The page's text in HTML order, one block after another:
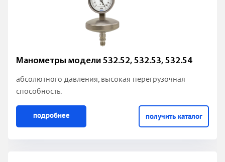
Манометры модели 532.52, 532.53, 532.54
абсолютного давления, высокая перегрузочная
способность.
подробнее получить каталог